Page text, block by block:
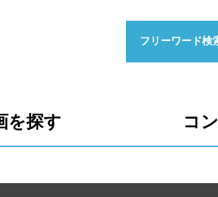
フリーワード検
を探す コ